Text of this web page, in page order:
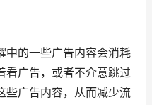
中的一些广告内容会消耗
看广告，或者不介意跳过
些广告内容，从而减少流